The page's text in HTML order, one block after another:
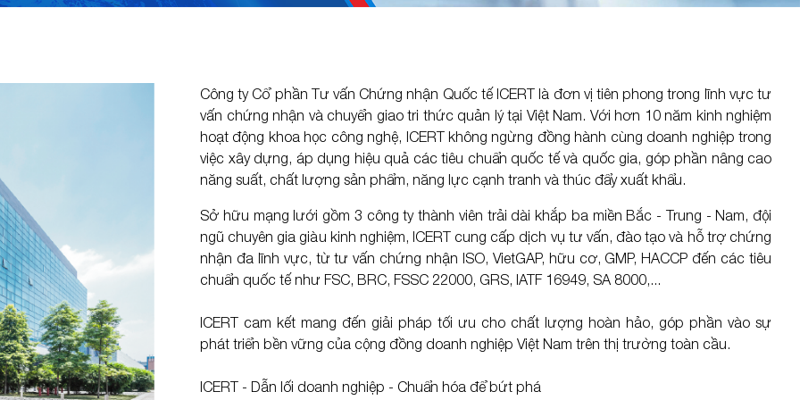
C-TPAT
TAPA
ISO 28000
SCS
WALMART
COSTCO
Disney
ADIDAS
Xem thêm
FDA
FDA Thái Lan & Philippines
KFDA
FCE & SID
FSVP
Xem thêm
ISO 9001
ISO 14001
ISO 45001
THÔNG TIN
Công ty Cổ phần Tư vấn Chứng nhận Quốc tế ICERT là đơn vị tiên phong trong lĩnh vực tư
vấn chứng nhận và chuyển giao tri thức quản lý tại Việt Nam. Với hơn 10 năm kinh nghiệm
hoạt động khoa học công nghệ, ICERT không ngừng đồng hành cùng doanh nghiệp trong
việc xây dựng, áp dụng hiệu quả các tiêu chuẩn quốc tế và quốc gia, góp phần nâng cao
năng suất, chất lượng sản phẩm, năng lực cạnh tranh và thúc đẩy xuất khẩu.
Sở hữu mạng lưới gồm 3 công ty thành viên trải dài khắp ba miền Bắc - Trung - Nam, đội
ngũ chuyên gia giàu kinh nghiệm, ICERT cung cấp dịch vụ tư vấn, đào tạo và hỗ trợ chứng
nhận đa lĩnh vực, từ tư vấn chứng nhận ISO, VietGAP, hữu cơ, GMP, HACCP đến các tiêu
chuẩn quốc tế như FSC, BRC, FSSC 22000, GRS, IATF 16949, SA 8000,...
ICERT cam kết mang đến giải pháp tối ưu cho chất lượng hoàn hảo, góp phần vào sự
phát triển bền vững của cộng đồng doanh nghiệp Việt Nam trên thị trường toàn cầu.
ICERT - Dẫn lối doanh nghiệp - Chuẩn hóa để bứt phá